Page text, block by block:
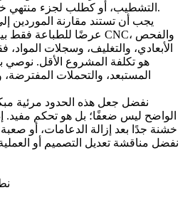
التشطيب، أو كطلب لجزء منتهي خاضع للرقابة مع فحص موثق.
يجب أن تستند مقارنة الموردين
عرضًا للطباعة فقط التشغيل الآلي CNC، والفحص
الأبعادي، والتغليف، وسجلات
هو تكلفة المشروع الأقل. نوصي
المستبعد، والتحملات المفترضة،
الواضح ليس ضعفًا؛ بل هو تحكم مفيد.
خشنة جدًا بعد إزالة الدعامات، أو صعبة
نفضل مناقشة تعديل التصميم أو